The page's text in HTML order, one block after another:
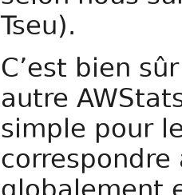
Tseu).
C’est bien
autre
simple pour